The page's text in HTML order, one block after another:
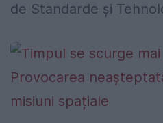
de Standarde și